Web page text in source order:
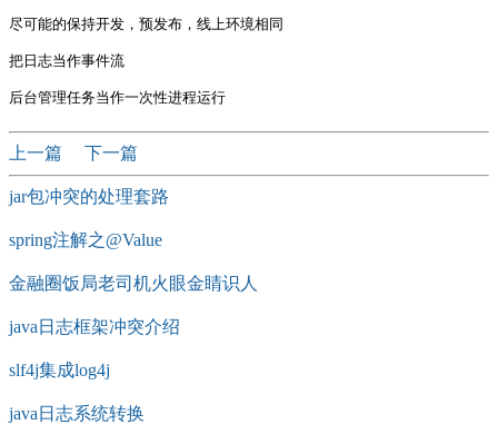
尽可能的保持开发，预发布，线上环境相同
把日志当作事件流
上一篇 下一篇
jar包冲突的处理套路
spring注解之@Value
金融圈饭局老司机火眼金睛识人
java日志框架冲突介绍
slf4j集成log4j
java日志系统转换